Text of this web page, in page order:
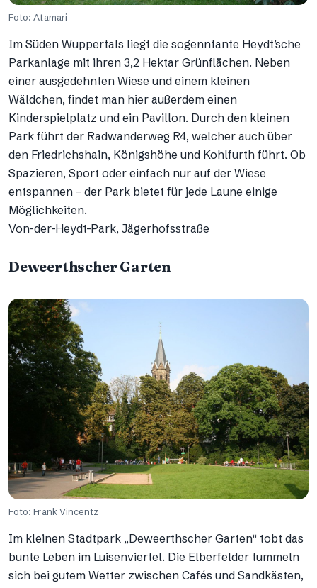
Foto: Atamari
Im Süden Wuppertals liegt die sogenntante Heydt’sche
Parkanlage mit ihren 3,2 Hektar Grünflächen. Neben
einer ausgedehnten Wiese und einem kleinen
Wäldchen, findet man hier außerdem einen
Kinderspielplatz und ein Pavillon. Durch den kleinen
Park führt der Radwanderweg R4, welcher auch über
den Friedrichshain, Königshöhe und Kohlfurth führt. Ob
Spazieren, Sport oder einfach nur auf der Wiese
entspannen – der Park bietet für jede Laune einige
Möglichkeiten.
Von-der-Heydt-Park, Jägerhofsstraße
Deweerthscher Garten
Foto: Frank Vincentz
Im kleinen Stadtpark „Deweerthscher Garten“ tobt das
bunte Leben im Luisenviertel. Die Elberfelder tummeln
sich bei gutem Wetter zwischen Cafés und Sandkästen,